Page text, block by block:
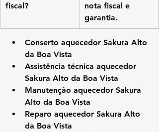
fiscal?
nota fiscal e
garantia.
Conserto aquecedor Sakura Alto
da Boa Vista
Assistência técnica aquecedor
Sakura Alto da Boa Vista
Manutenção aquecedor Sakura
Alto da Boa Vista
Reparo aquecedor Sakura Alto
da Boa Vista